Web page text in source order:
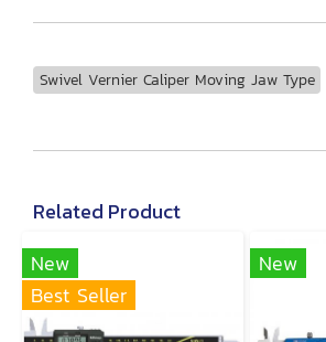
Swivel Vernier Caliper Moving Jaw Type
Related Product
New
Best Seller
New